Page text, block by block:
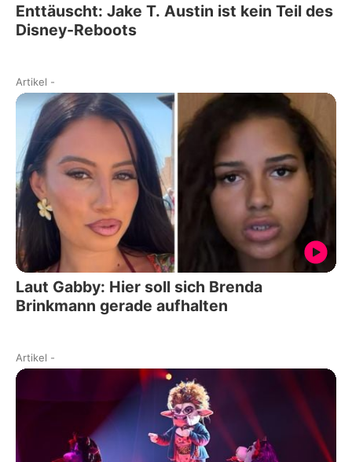
Enttäuscht: Jake T. Austin ist kein Teil des
Disney-Reboots
Artikel -
Laut Gabby: Hier soll sich Brenda
Brinkmann gerade aufhalten
Artikel -